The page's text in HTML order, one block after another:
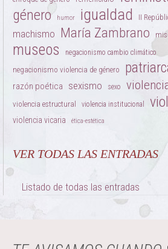
género humor igualdad II
machismo María Zambrano
museos negacionismo cambio climático
negacionismo violencia de género
razón poética sexismo sexo
violencia estructural violencia institucional
violencia vicaria ética-estética
VER TODAS LAS ENTRADAS
Listado de todas las entradas